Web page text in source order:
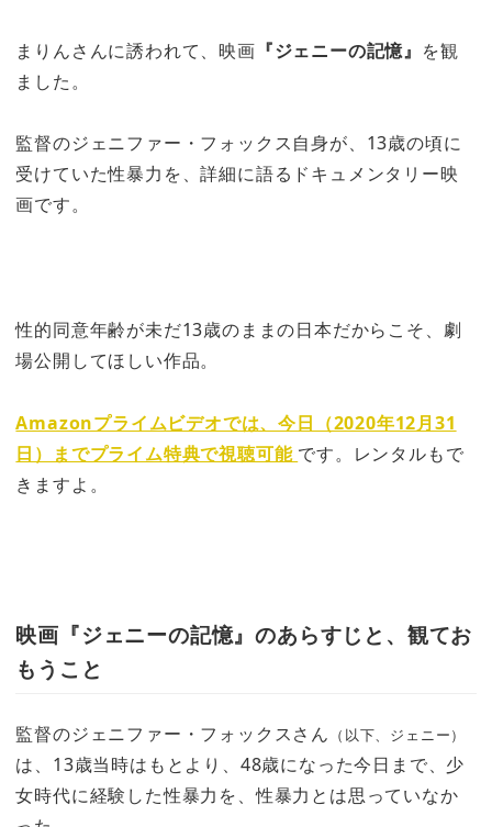
まりんさんに誘われて、映画 『ジェニーの記憶』 を観
ました。
監督のジェニファー・フォックス自身が、13歳の頃に
受けていた性暴力を、詳細に語るドキュメンタリー映
画です。
性的同意年齢が未だ13歳のままの日本だからこそ、劇
場公開してほしい作品。
Amazonプライムビデオでは、今日（2020年12月31
日）までプライム特典で視聴可能 です。レンタルもで
きますよ。
映画『ジェニーの記憶』のあらすじと、観てお
もうこと
監督のジェニファー・フォックスさん （以下、ジェニー）
は、13歳当時はもとより、48歳になった今日まで、少
女時代に経験した性暴力を、性暴力とは思っていなか